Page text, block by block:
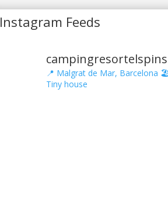
Instagram Feeds
campingresortelspins
📍 Malgrat de Mar, Barcelona 🏖
Tiny house